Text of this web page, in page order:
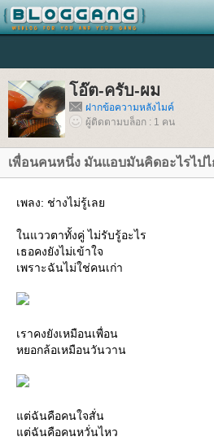
อ๊ต-ครับ-ผม
ฝากข้อความหลังไมค์
ผู้ติดตามบล็อก : 1 คน
เพื่อนคนหนึ่ง มันแอบมันคิดอะไรไปไ
เพลง: ช่างไม่รู้เล
นแววตาทั้งคู่ ไม่รับรู้อะไร
เธอคงยังไม่เข้าใจ
เพราะฉันไม่ใช่คนเก่า
เราคงยังเหมือนเพื่อน
หยอกล้อเหมือนวันวาน
ต่ฉันคือคนใจสั่น
ต่ฉันคือคนหวั่นไหว